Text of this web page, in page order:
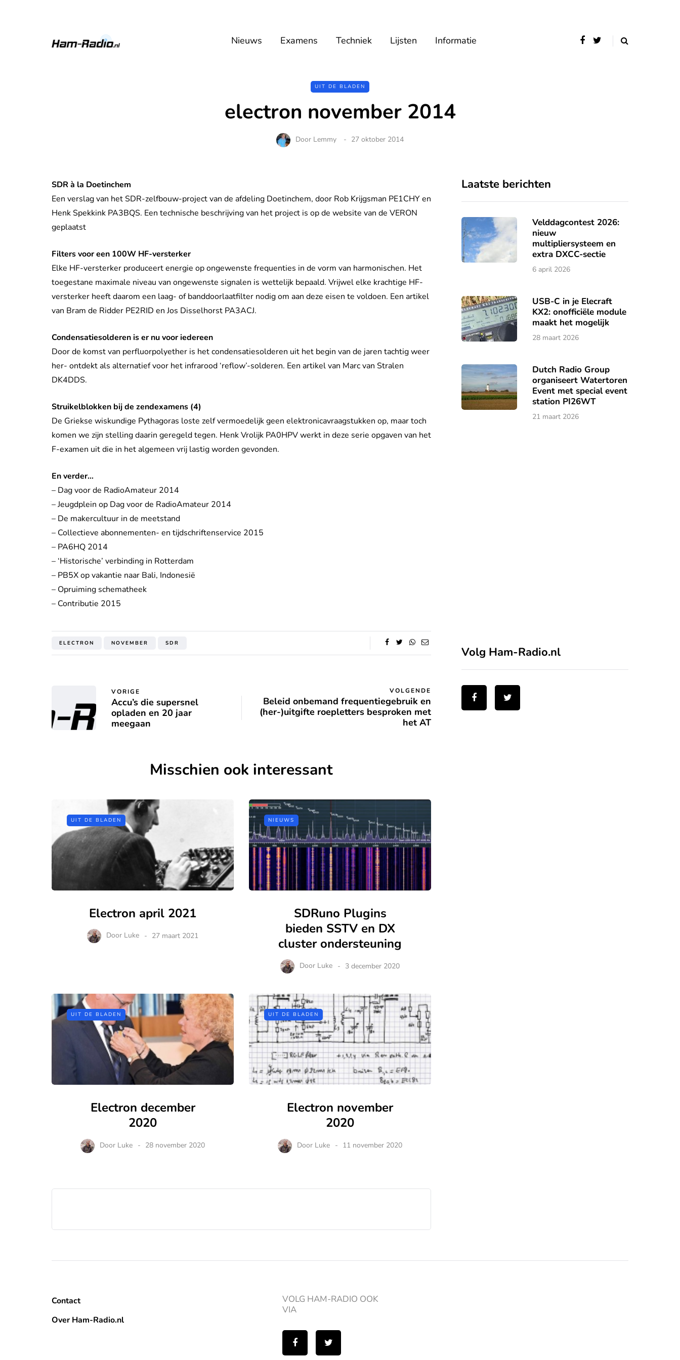
Nieuws Examens Techniek Lijsten Informatie
UIT DE BLADEN
electron november 2014
Door Lemmy 27 oktober 2014
SDR à la Doetinchem
Een verslag van het SDR-zelfbouw-project van de afdeling Doetinchem, door Rob Krijgsman PE1CHY en
Henk Spekkink PA3BQS. Een technische beschrijving van het project is op de website van de VERON
geplaatst
Filters voor een 100W HF-versterker
Elke HF-versterker produceert energie op ongewenste frequenties in de vorm van harmonischen. Het
toegestane maximale niveau van ongewenste signalen is wettelijk bepaald. Vrijwel elke krachtige HF-
versterker heeft daarom een laag- of banddoorlaatfilter nodig om aan deze eisen te voldoen. Een artikel
van Bram de Ridder PE2RID en Jos Disselhorst PA3ACJ.
Condensatiesolderen is er nu voor iedereen
Door de komst van perfluorpolyether is het condensatiesolderen uit het begin van de jaren tachtig weer
her- ontdekt als alternatief voor het infrarood ‘reflow’-solderen. Een artikel van Marc van Stralen
DK4DDS.
Struikelblokken bij de zendexamens (4)
De Griekse wiskundige Pythagoras loste zelf vermoedelijk geen elektronicavraagstukken op, maar toch
komen we zijn stelling daarin geregeld tegen. Henk Vrolijk PA0HPV werkt in deze serie opgaven van het
F-examen uit die in het algemeen vrij lastig worden gevonden.
En verder…
– Dag voor de RadioAmateur 2014
– Jeugdplein op Dag voor de RadioAmateur 2014
– De makercultuur in de meetstand
– Collectieve abonnementen- en tijdschriftenservice 2015
– PA6HQ 2014
– ‘Historische’ verbinding in Rotterdam
– PB5X op vakantie naar Bali, Indonesië
– Opruiming schematheek
– Contributie 2015
ELECTRON NOVEMBER SDR
VORIGE
Accu’s die supersnel
opladen en 20 jaar
meegaan
VOLGENDE
Beleid onbemand frequentiegebruik en
(her-)uitgifte roepletters besproken met
het AT
Misschien ook interessant
UIT DE BLADEN
Electron april 2021
Door Luke 27 maart 2021
NIEUWS
SDRuno Plugins
bieden SSTV en DX
cluster ondersteuning
Door Luke 3 december 2020
UIT DE BLADEN
Electron december
2020
Door Luke 28 november 2020
UIT DE BLADEN
Electron november
2020
Door Luke 11 november 2020
Laatste berichten
Velddagcontest 2026:
nieuw
multipliersysteem en
extra DXCC-sectie
6 april 2026
USB-C in je Elecraft
KX2: onofficiële module
maakt het mogelijk
28 maart 2026
Dutch Radio Group
organiseert Watertoren
Event met special event
station PI26WT
21 maart 2026
Volg Ham-Radio.nl
Contact
Over Ham-Radio.nl
VOLG HAM-RADIO OOK
VIA